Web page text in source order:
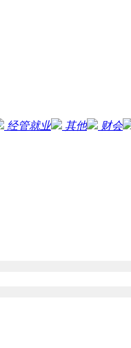
经管就业 其他 财会